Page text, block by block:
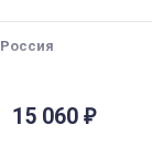
Россия
15 060 ₽